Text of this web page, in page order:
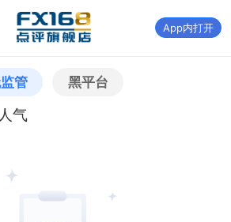
App内打开
管 黑平台
人气